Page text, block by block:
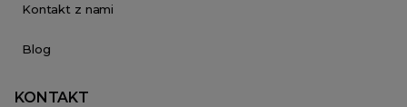
Kontakt z nami
Blog
KONTAKT